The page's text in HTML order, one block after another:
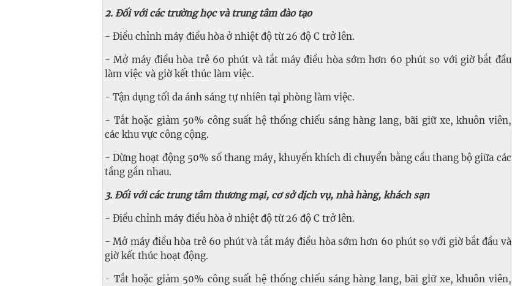
2. Đối với các trường học và trung tâm đào tạo
- Điều chỉnh máy điều hòa ở nhiệt độ từ 26 độ C trở lên.
- Mở máy điều hòa trễ 60 phút và tắt máy điều hòa sớm hơn 60 phút so với giờ bắt đầu
làm việc và giờ kết thúc làm việc.
- Tận dụng tối đa ánh sáng tự nhiên tại phòng làm việc.
- Tắt hoặc giảm 50% công suất hệ thống chiếu sáng hàng lang, bãi giữ xe, khuôn viên,
các khu vực công cộng.
- Dừng hoạt động 50% số thang máy, khuyến khích di chuyển bằng cầu thang bộ giữa các
tầng gần nhau.
3. Đối với các trung tâm thương mại, cơ sở dịch vụ, nhà hàng, khách sạn
- Điều chỉnh máy điều hòa ở nhiệt độ từ 26 độ C trở lên.
- Mở máy điều hòa trễ 60 phút và tắt máy điều hòa sớm hơn 60 phút so với giờ bắt đầu và
giờ kết thúc hoạt động.
- Tắt hoặc giảm 50% công suất hệ thống chiếu sáng hàng lang, bãi giữ xe, khuôn viên,